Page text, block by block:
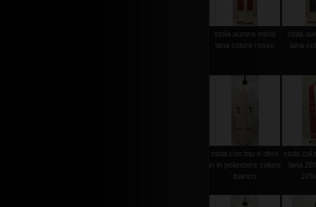
stola aurora misto
lana colore rosso
stola
lana
stola con tau e olivo
in in poliestere colore
bianco
stola
lana